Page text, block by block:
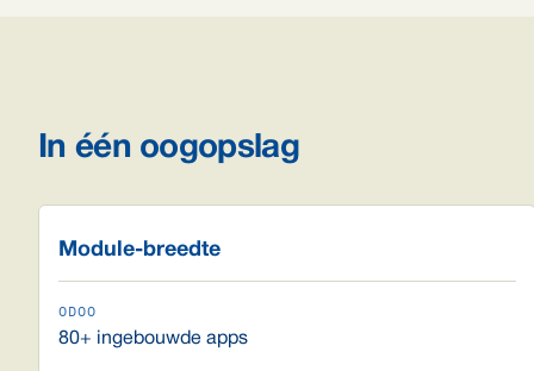
In één oogopslag
Module-breedte
80+ ingebouwde apps